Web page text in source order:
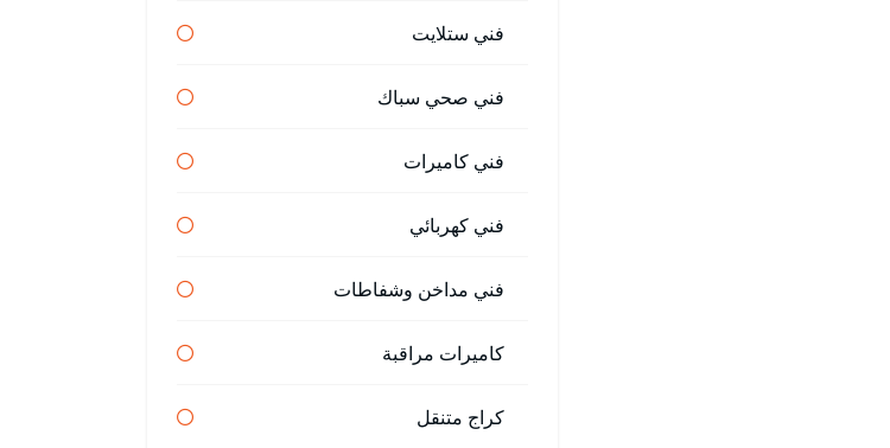
فني ستلايت
فني صحي سباك
فني كاميرات
فني كهربائي
فني مداخن وشفاطات
كاميرات مراقبة
كراج متنقل